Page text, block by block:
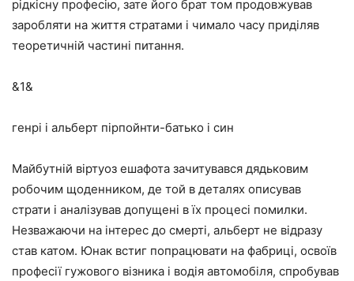
рідкісну професію, зате його брат том продовжував
заробляти на життя стратами і чимало часу приділяв
теоретичній частині питання.
&1&
генрі і альберт пірпойнти-батько і син
Майбутній віртуоз ешафота зачитувався дядьковим
робочим щоденником, де той в деталях описував
страти і аналізував допущені в їх процесі помилки.
Незважаючи на інтерес до смерті, альберт не відразу
став катом. Юнак встиг попрацювати на фабриці, освоїв
професії гужового візника і водія автомобіля, спробував